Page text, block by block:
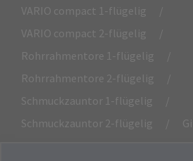
VARIO compact 1-flügelig
VARIO compact 2-flügelig
Rohrrahmentore 1-flügelig
Rohrrahmentore 2-flügelig
Schmuckzauntor 1-flügelig
Schmuckzauntor 2-flügelig